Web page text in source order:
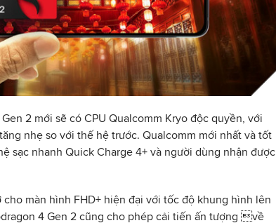
2 mới sẽ có CPU Qualcomm Kryo độc quyền, với
nhẹ so với thế hệ trước. Qualcomm mới nhất và tốt
sạc nhanh Quick Charge 4+ và người dùng nhận được
màn hình FHD+ hiện đại với tốc độ khung hình lên
4 Gen 2 cũng cho phép cải tiến ấn tượng về